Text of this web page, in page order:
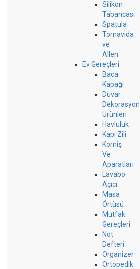
Silikon
Tabancası
Spatula
Tornavida
ve
Allen
Ev Gereçleri
Baca
Kapağı
Duvar
Dekorasyon
Ürünleri
Havluluk
Kapı Zili
Korniş
Ve
Aparatları
Lavabo
Açıcı
Masa
Örtüsü
Mutfak
Gereçleri
Not
Defteri
Organizer
Ortopedik